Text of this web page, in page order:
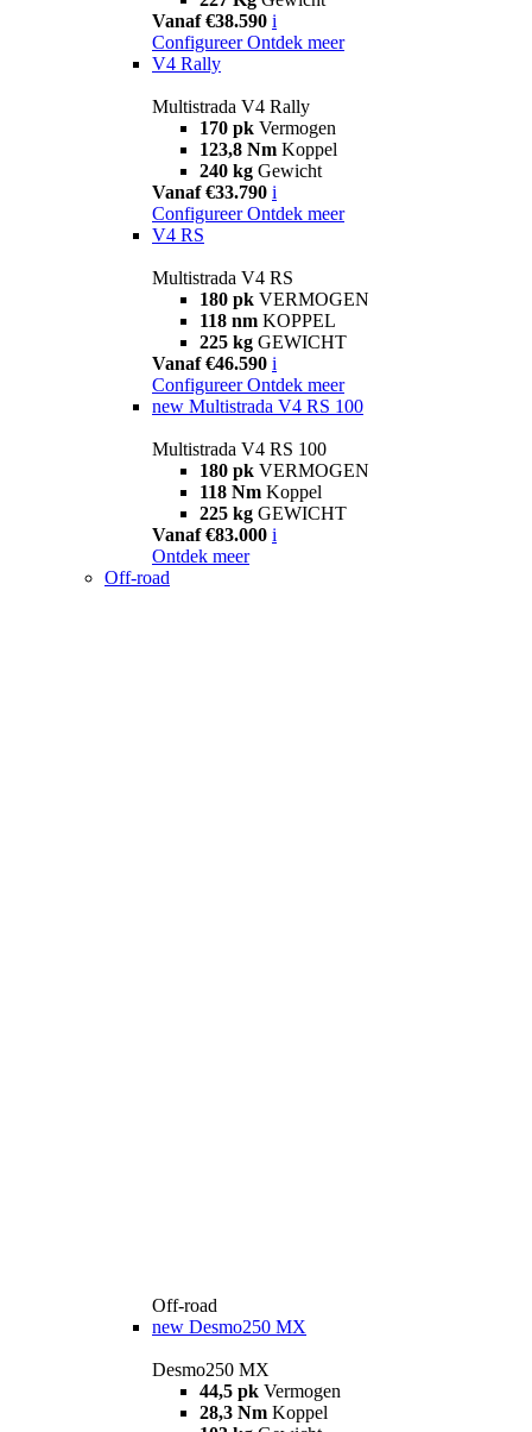
Vanaf €38.590 i
Configureer Ontdek meer
V4 Rally
Multistrada V4 Rally
170 pk Vermogen
123,8 Nm Koppel
240 kg Gewicht
Vanaf €33.790 i
Configureer Ontdek meer
V4 RS
Multistrada V4 RS
180 pk VERMOGEN
118 nm KOPPEL
225 kg GEWICHT
Vanaf €46.590 i
Configureer Ontdek meer
new Multistrada V4 RS 100
Multistrada V4 RS 100
180 pk VERMOGEN
118 Nm Koppel
225 kg GEWICHT
Vanaf €83.000 i
Ontdek meer
Off-road
Off-road
new Desmo250 MX
Desmo250 MX
44,5 pk Vermogen
28,3 Nm Koppel